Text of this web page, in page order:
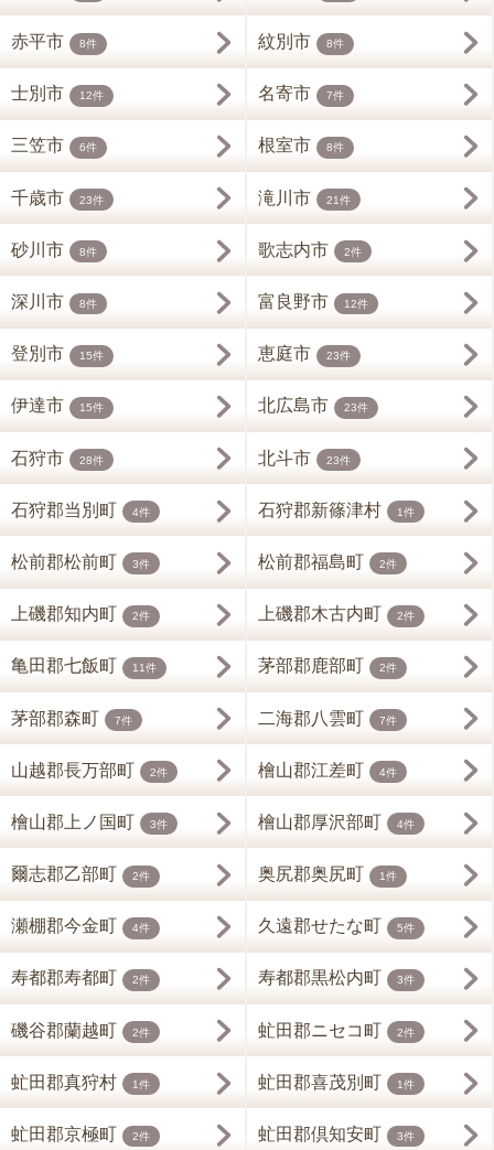
赤平市 8件 紋別市 8件
士別市 12件 名寄市 7件
三笠市 6件 根室市 8件
千歳市 23件 滝川市 21件
砂川市 8件 歌志内市 2件
深川市 8件 富良野市 12件
登別市 15件 恵庭市 23件
伊達市 15件 北広島市 23件
石狩市 28件 北斗市 23件
石狩郡当別町 4件 石狩郡新篠津村 1件
松前郡松前町 3件 松前郡福島町 2件
上磯郡知内町 2件 上磯郡木古内町 2件
亀田郡七飯町 11件 茅部郡鹿部町 2件
茅部郡森町 7件 二海郡八雲町 7件
山越郡長万部町 2件 檜山郡江差町 4件
檜山郡上ノ国町 3件 檜山郡厚沢部町 4件
爾志郡乙部町 2件 奥尻郡奥尻町 1件
瀬棚郡今金町 4件 久遠郡せたな町 5件
寿都郡寿都町 2件 寿都郡黒松内町 3件
磯谷郡蘭越町 2件 虻田郡ニセコ町 2件
虻田郡真狩村 1件 虻田郡喜茂別町 1件
虻田郡京極町 2件 虻田郡倶知安町 3件